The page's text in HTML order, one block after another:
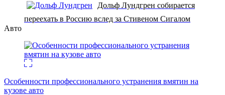
Дольф Лундгрен собирается
переехать в Россию вслед за Стивеном Сигалом
Авто
Особенности профессионального устранения вмятин на
кузове авто